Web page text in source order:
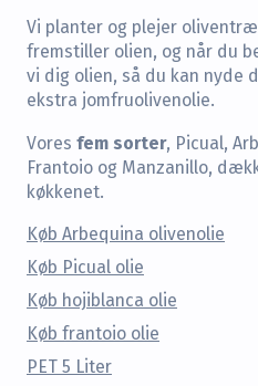
Vi planter og plejer
fremstiller olien, og når du
vi dig olien, så du kan nyde
ekstra jomfruolivenolie.
Vores fem sorter, Picual,
Frantoio og Manzanillo,
køkkenet.
Køb Arbequina olivenolie
Køb Picual olie
Køb hojiblanca olie
Køb frantoio olie
PET 5 Liter